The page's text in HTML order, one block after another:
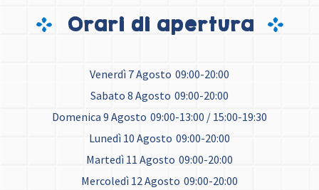
Orari di apertura
Venerdì 7 Agosto 09:00-20:00
Sabato 8 Agosto 09:00-20:00
Domenica 9 Agosto 09:00-13:00 / 15:00-19:30
Lunedì 10 Agosto 09:00-20:00
Martedì 11 Agosto 09:00-20:00
Mercoledì 12 Agosto 09:00-20:00